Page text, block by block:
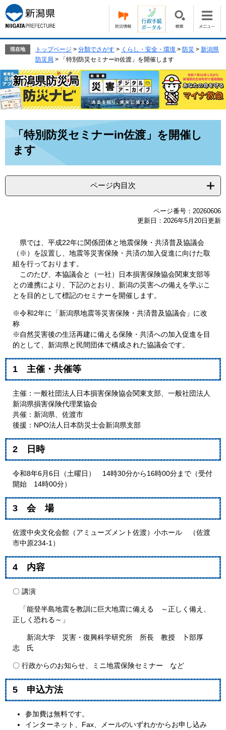
ー
ジ
の
で
す。
ニ
ュ
ー
ば
し
て
本
文
へ
現在地 トップページ > 分類でさがす > くらし・安全・環境 > 防災 > 新潟県
防災局 > 「特別防災セミナーin佐渡」を開催します
新潟県防災局
「特別防災セミナーin佐渡」を開催し
ます
ページ内目次
ページ番号：20260606
更新日：2026年5月20日更新
県では、平成22年に関係団体と地震保険・共済普及協議会
（※）を設置し、地震等災害保険・共済の加入促進に向けた取
組を行っております。
このたび、本協議会と（一社）日本損害保険協会関東支部等
との連携により、下記のとおり、新潟の災害への備えを学ぶこ
とを目的として標記のセミナーを開催します。
※令和2年に「新潟県地震等災害保険・共済普及協議会」に改
称
※自然災害後の生活再建に備える保険・共済への加入促進を目
的として、新潟県と民間団体で構成された協議会です。
1 主催・共催等
主催：一般社団法人日本損害保険協会関東支部、一般社団法人
新潟県損害保険代理業協会
共催：新潟県、佐渡市
後援：NPO法人日本防災士会新潟県支部
2 日時
令和8年6月6日（土曜日） 14時30分から16時00分まで（受付
開始 14時00分）
3 会 場
佐渡中央文化会館（アミューズメント佐渡）小ホール （佐渡
市中原234-1）
4 内容
〇 講演
「能登半島地震を教訓に巨大地震に備える ～正しく備え、
正しく恐れる～」
新潟大学 災害・復興科学研究所 所長 教授 卜部厚
志 氏
〇 行政からのお知らせ、ミニ地震保険セミナー など
5 申込方法
参加費は無料です。
インターネット、Fax、メールのいずれかからお申し込み